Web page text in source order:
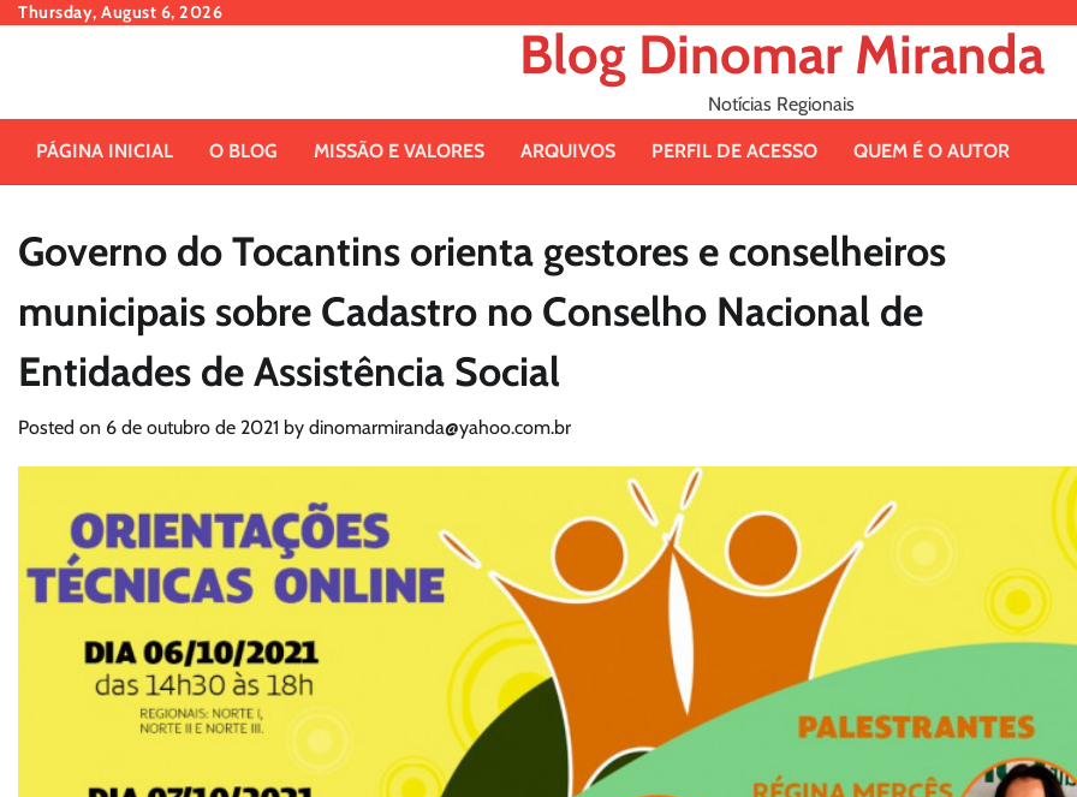
SkipThursday, August 6, 2026
Blog Dinomar Miranda
Notícias Regionais
PÁGINA INICIAL O BLOG MISSÃO E VALORES ARQUIVOS PERFIL DE ACESSO QUEM É O AUTOR
Governo do Tocantins orienta gestores e conselheiros
municipais sobre Cadastro no Conselho Nacional de
Entidades de Assistência Social
Posted on 6 de outubro de 2021 by dinomarmiranda@yahoo.com.br